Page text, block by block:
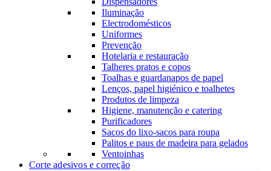
Iluminação
Electrodomésticos
Uniformes
Prevenção
Hotelaria e restauração
Talheres pratos e copos
Toalhas e guardanapos de papel
Lenços, papel higiénico e toalhetes
Produtos de limpeza
Higiene, manutenção e catering
Purificadores
Sacos do lixo-sacos para roupa
Palitos e paus de madeira para gelados
Ventoinhas
Corte adesivos e correção